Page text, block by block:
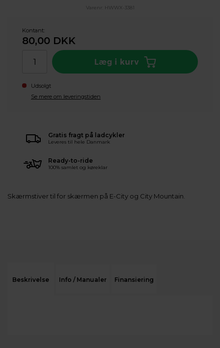
Varenr: HWWX-3381
Kontant:
80,00 DKK
Udsolgt
Se mere om leveringstiden
Gratis fragt på ladcykler
Leveres til hele Danmark
Ready-to-ride
100% samlet og køreklar
Skærmstiver til for skærmen på E-City og City Mountain.
Beskrivelse Info / Manualer Finansiering